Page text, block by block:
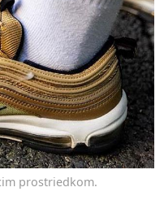
prostriedkom.